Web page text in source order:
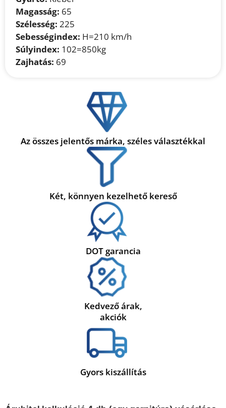
Magasság: 65
Szélesség: 225
Sebességindex: H=210 km/h
Súlyindex: 102=850kg
Zajhatás: 69
Az összes jelentős márka, széles választékkal
Két, könnyen kezelhető kereső
DOT garancia
Kedvező árak,
akciók
Gyors kiszállítás